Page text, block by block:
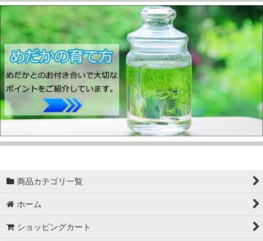
商品カテゴリ一覧
ホーム
ショッピングカート